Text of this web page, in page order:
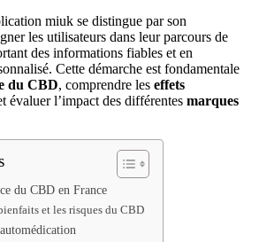
miuk se distingue par son
les utilisateurs dans leur parcours de
des informations fiables et en
Cette démarche est fondamentale
du CBD, comprendre les effets
évaluer l’impact des différentes marques
du CBD en France
et les risques du CBD